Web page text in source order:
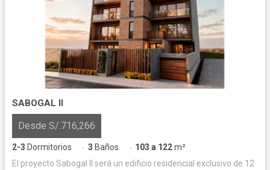
SABOGAL II
Desde S/.716,266
2-3 Dormitorios · 3 Baños · 103 a 122m²
El proyecto Sabogal II será un edificio residencial exclusivo de 12